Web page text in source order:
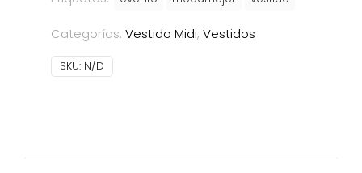
Categorías: Vestido Midi, Vestidos
SKU: N/D